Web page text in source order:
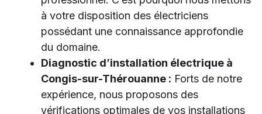
à votre disposition des électriciens
possédant une connaissance approfondie
du domaine.
Diagnostic d’installation électrique à
Congis-sur-Thérouanne : Forts de notre
expérience, nous proposons des
vérifications optimales de vos installations